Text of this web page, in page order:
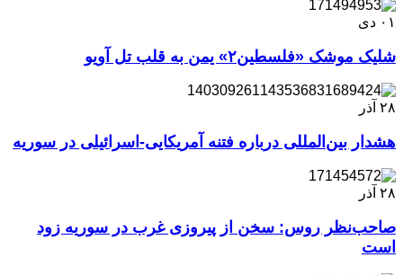
۰۱ دی
شلیک موشک «فلسطین۲» یمن به قلب تل آویو
۲۸ آذر
هشدار بین‌المللی درباره فتنه آمریکایی-اسرائیلی در سوریه
۲۸ آذر
صاحب‌نظر روس: سخن از پیروزی غرب در سوریه زود
است